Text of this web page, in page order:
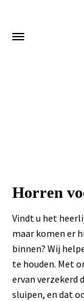
Horren
Vindt u het
maar komen er
binnen? Wij
te houden. Met
ervan verzekerd
sluipen, en dat